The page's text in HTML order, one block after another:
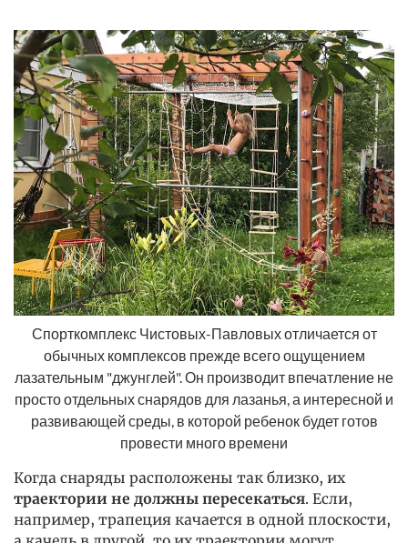
Спорткомплекс Чистовых-Павловых отличается от
обычных комплексов прежде всего ощущением
лазательным "джунглей". Он производит впечатление не
просто отдельных снарядов для лазанья, а интересной и
развивающей среды, в которой ребенок будет готов
провести много времени
Когда снаряды расположены так близко, их
траектории не должны пересекаться. Если,
например, трапеция качается в одной плоскости,